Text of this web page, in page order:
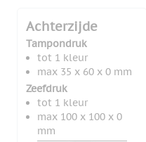
Achterzijde
Tampondruk
tot 1 kleur
max 35 x 60 x 0 mm
Zeefdruk
tot 1 kleur
max 100 x 100 x 0
mm